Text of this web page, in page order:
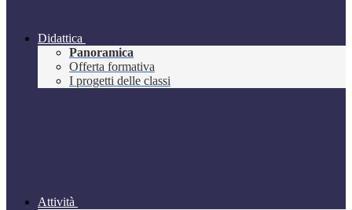
Didattica
Panoramica
Offerta formativa
I progetti delle classi
Attività